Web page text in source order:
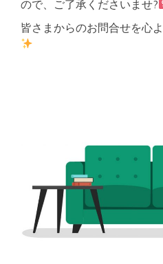
ので、ご了承くださいませ?‍
皆さまからのお問合せを心